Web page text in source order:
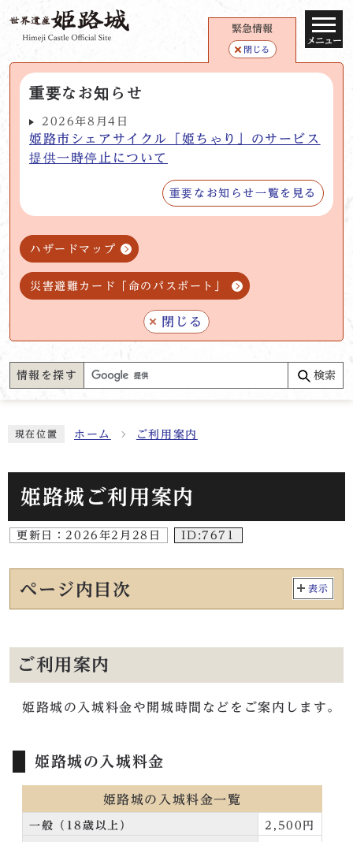
緊急情報
閉じる
重要なお知らせ
2026年8月4日
姫路市シェアサイクル「姫ちゃり」のサービス
提供一時停止について
重要なお知らせ一覧を見る
ハザードマップ
災害避難カード「命のパスポート」
閉じる
情報を探す 検索
メニュー
現在位置 ホーム ご利用案内
姫路城ご利用案内
更新日： 2026年2月28日 ID:7671
ページ内目次 表示
ご利用案内
姫路城の入城料金や開城時間などをご案内します。
姫路城の入城料金
姫路城の入城料金一覧
一般（18歳以上） 2,500円